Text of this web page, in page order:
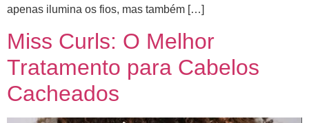
apenas ilumina os fios, mas também […]
Miss Curls: O Melhor
Tratamento para Cabelos
Cacheados